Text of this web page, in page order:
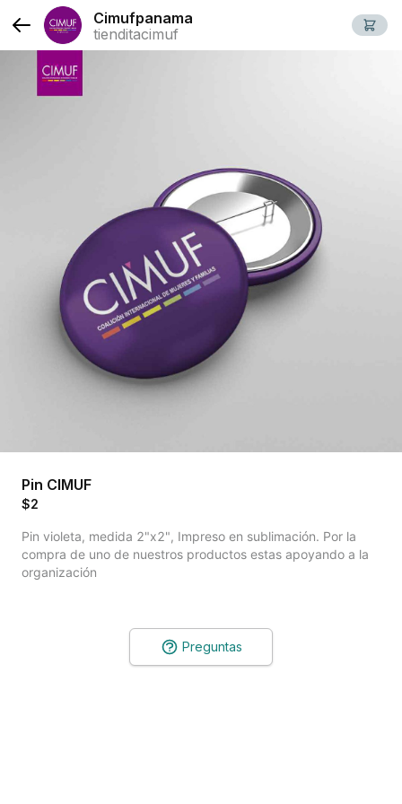
Cimufpanama
tienditacimuf
Pin CIMUF
$2
Pin violeta, medida 2"x2", Impreso en sublimación. Por la
compra de uno de nuestros productos estas apoyando a la
organización
Preguntas